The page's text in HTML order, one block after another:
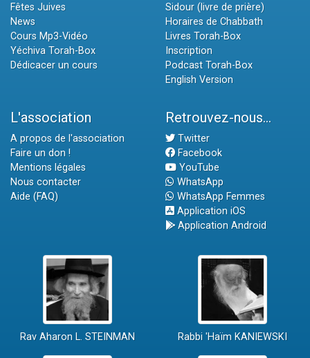
Fêtes Juives
News
Cours Mp3-Vidéo
Yéchiva Torah-Box
Dédicacer un cours
Sidour (livre de prière)
Horaires de Chabbath
Livres Torah-Box
Inscription
Podcast Torah-Box
English Version
L'association
A propos de l'association
Faire un don !
Mentions légales
Nous contacter
Aide (FAQ)
Retrouvez-nous...
Twitter
Facebook
YouTube
WhatsApp
WhatsApp Femmes
Application iOS
Application Android
Rav Aharon L. STEINMAN Rabbi 'Haïm KANIEWSKI